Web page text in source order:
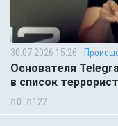
30.07.2026 15:26
Основателя
в список
0 122